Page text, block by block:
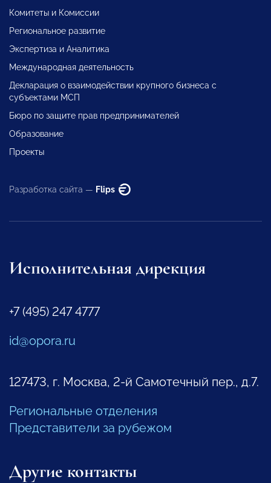
Комитеты и Комиссии
Региональное развитие
Экспертиза и Аналитика
Международная деятельность
Декларация о взаимодействии крупного бизнеса с
субъектами МСП
Бюро по защите прав предпринимателей
Образование
Проекты
Разработка сайта — Flips
Исполнительная дирекция
+7 (495) 247 4777
id@opora.ru
127473, г. Москва, 2-й Самотечный пер., д.7.
Региональные отделения
Представители за рубежом
Другие контакты